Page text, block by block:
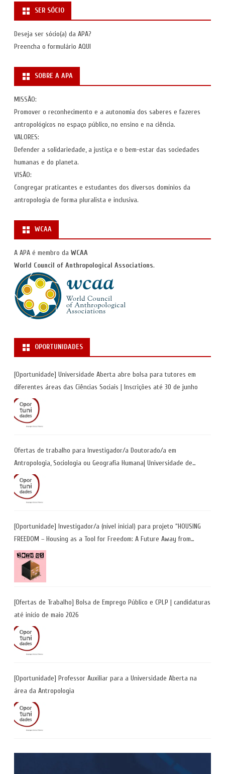
SER SÓCIO
Deseja ser sócio(a) da APA?
Preencha o formulário AQUI
SOBRE A APA
MISSÃO:
Promover o reconhecimento e a autonomia dos saberes e fazeres
antropológicos no espaço público, no ensino e na ciência.
VALORES:
Defender a solidariedade, a justiça e o bem-estar das sociedades
humanas e do planeta.
VISÃO:
Congregar praticantes e estudantes dos diversos domínios da
antropologia de forma pluralista e inclusiva.
WCAA
A APA é membro da WCAA
World Council of Anthropological Associations.
OPORTUNIDADES
[Oportunidade] Universidade Aberta abre bolsa para tutores em
diferentes áreas das Ciências Sociais | Inscrições até 30 de junho
Ofertas de trabalho para Investigador/a Doutorado/a em
Antropologia, Sociologia ou Geografia Humana| Universidade de
Coimbra | Candidaturas até 29 de maio 2026
[Oportunidade] Investigador/a (nível inicial) para projeto “HOUSING
FREEDOM – Housing as a Tool for Freedom: A Future Away from
Incarceration” | até 8 de maio
[Ofertas de Trabalho] Bolsa de Emprego Público e CPLP | candidaturas
até início de maio 2026
[Oportunidade] Professor Auxiliar para a Universidade Aberta na
área da Antropologia